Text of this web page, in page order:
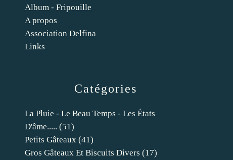
Catégories
La Pluie - Le Beau Temps - Les États
D'âme..... (51)
Petits Gâteaux (41)
Gros Gâteaux Et Biscuits Divers (17)
Album - Fripouille
A propos
Association Delfina
Links